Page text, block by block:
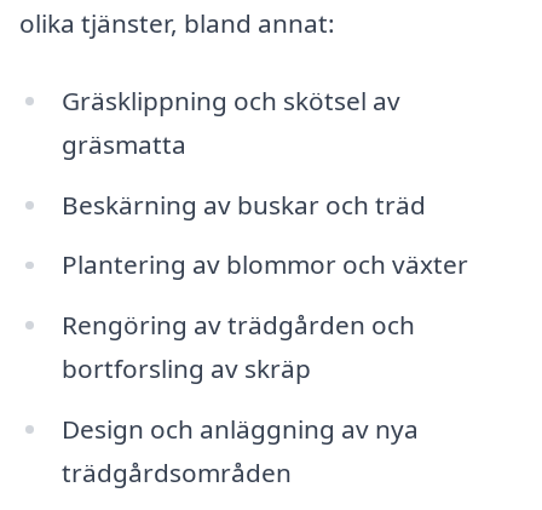
olika tjänster, bland annat:
Gräsklippning och skötsel av
gräsmatta
Beskärning av buskar och träd
Plantering av blommor och växter
Rengöring av trädgården och
bortforsling av skräp
Design och anläggning av nya
trädgårdsområden